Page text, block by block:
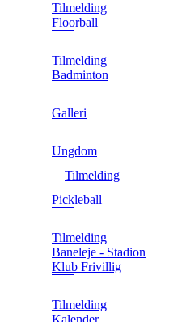
Tilmelding
Floorball
Tilmelding
Badminton
Galleri
Ungdom
Tilmelding
Pickleball
Tilmelding
Baneleje - Stadion
Klub Frivillig
Tilmelding
Kalender